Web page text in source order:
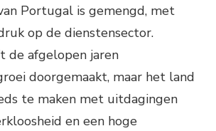
Portugal is gemengd, met
op de dienstensector.
de afgelopen jaren
doorgemaakt, maar het land
te maken met uitdagingen
en een hoge